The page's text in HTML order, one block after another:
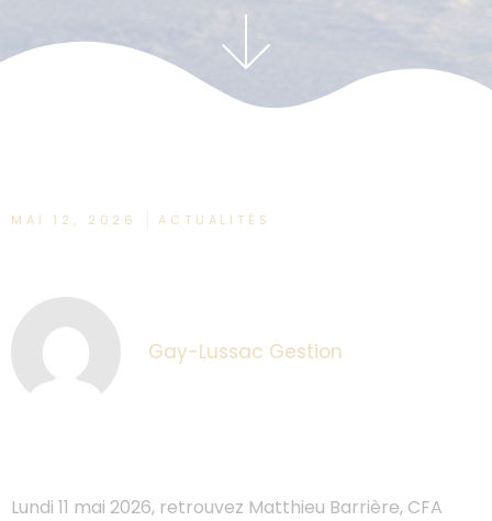
MAI 12, 2026 ACTUALITÉS
Gay-Lussac Gestion
Lundi 11 mai 2026, retrouvez Matthieu Barrière, CFA